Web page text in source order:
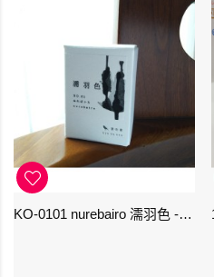
KO-0101 nurebairo 濡羽色 -日本名牌京の音樽裝鋼筆墨水40ml 4573356130012